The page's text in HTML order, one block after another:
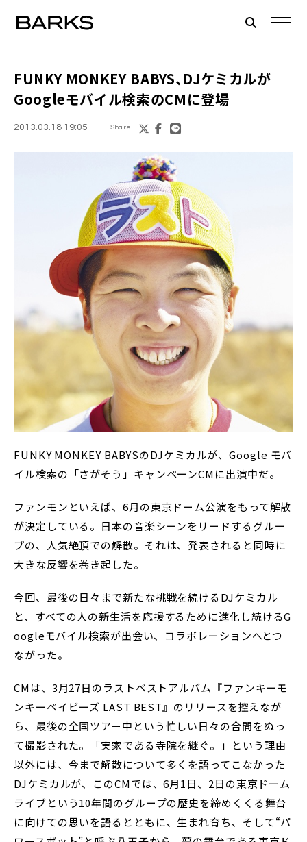
FUNKY MONKEY BABYS、DJケミカルが
Googleモバイル検索のCMに登場
2013.03.18 19:05 Share
FUNKY MONKEY BABYSのDJケミカルが、Google モバ
イル検索の「さがそう」キャンペーンCMに出演中だ。
ファンモンといえば、6月の東京ドーム公演をもって解散
が決定している。日本の音楽シーンをリードするグルー
プの、人気絶頂での解散。それは、発表されると同時に
大きな反響を巻き起した。
今回、最後の日々まで新たな挑戦を続けるDJケミカル
と、すべての人の新生活を応援するために進化し続けるG
oogleモバイル検索が出会い、コラボレーションへとつ
ながった。
CMは、3月27日のラストベストアルバム『ファンキーモ
ンキーベイビーズ LAST BEST』のリリースを控えなが
ら、最後の全国ツアー中という忙しい日々の合間をぬっ
て撮影された。「実家である寺院を継ぐ。」という理由
以外には、今まで解散について多くを語ってこなかった
DJケミカルが、このCMでは、6月1日、2日の東京ドーム
ライブという10年間のグループの歴史を締めくくる舞台
に向けての思いを語るとともに、生まれ育ち、そして“パ